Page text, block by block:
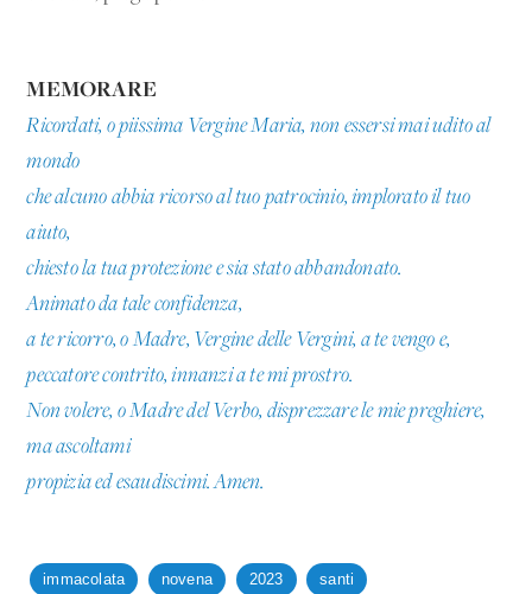
MEMORARE
Ricordati, o piissima Vergine Maria, non essersi mai udito al
mondo
che alcuno abbia ricorso al tuo patrocinio, implorato il tuo
aiuto,
chiesto la tua protezione e sia stato abbandonato.
Animato da tale confidenza,
a te ricorro, o Madre, Vergine delle Vergini, a te vengo e,
peccatore contrito, innanzi a te mi prostro.
Non volere, o Madre del Verbo, disprezzare le mie preghiere,
ma ascoltami
propizia ed esaudiscimi. Amen.
immacolata novena 2023 santi